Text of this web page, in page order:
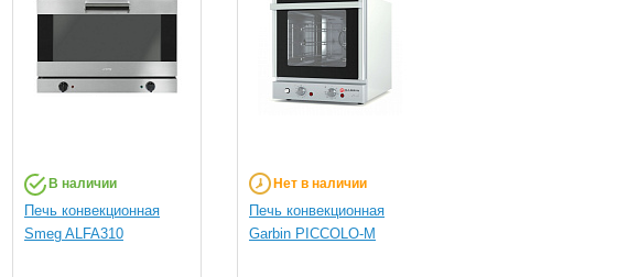
В наличии
Печь конвекционная
Smeg ALFA310
Нет в наличии
Печь конвекционная
Garbin PICCOLO-M